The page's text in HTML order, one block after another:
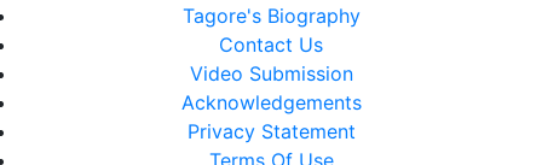
Tagore's Biography
Contact Us
Video Submission
Acknowledgements
Privacy Statement
Terms Of Use